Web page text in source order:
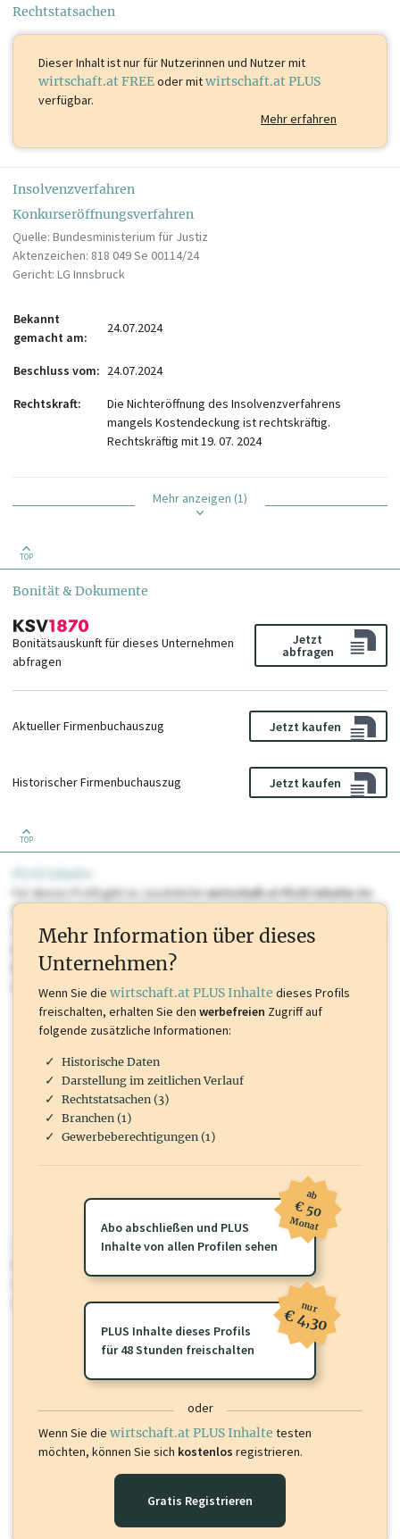
Rechtstatsachen
Dieser Inhalt istnur für Nutzerinnen und Nutzer mit
wirtschaft.at FREEoder mitwirtschaft.at PLUS
verfügbar.
Mehr erfahren
Insolvenzverfahren
Konkurseröffnungsverfahren
Quelle: Bundesministerium für Justiz
Aktenzeichen: 818 049 Se 00114/24
Gericht: LG Innsbruck
Bekannt
gemacht am
24.07.2024
Beschluss vom 24.07.2024
Rechtskraft
Die Nichteröffnung des Insolvenzverfahrens
mangels Kostendeckung ist rechtskräftig.
Rechtskräftig mit 19. 07. 2024
Mehr anzeigen (1)
TOP
Bonität & Dokumente
Bonitätsauskunft für dieses Unternehmen
abfragen
Jetzt
abfragen
Aktueller Firmenbuchauszug Jetzt kaufen
Historischer Firmenbuchauszug Jetzt kaufen
TOP
PLUS Inhalte
Für dieses Profil gibt es zusätzlichewirtschaft.at PLUS Inhaltedie
Sie momentan nicht einsehen können. Schalten Sie dieses Profil frei
oder loggen Sie sich ein um diese Inhalte zu sehen. wirtschaft.at PLUS
Marken, Patente, Rechtstatsachen, OTS-Aussendungen, und viele
mehr.
wirtschaft.at PLUS
Sie momentan nicht einsehen können. Schalten Sie dieses Profil frei
oder loggen Sie sich ein um diese Inhalte zu sehen.
Mehr Information über dieses
Unternehmen?
Wenn Sie die wirtschaft.at PLUS Inhalte dieses Profils
freischalten, erhalten Sie den werbefreien Zugriff auf
folgende zusätzliche Informationen:
Historische Daten
Darstellung im zeitlichen Verlauf
Rechtstatsachen (3)
Branchen (1)
Gewerbeberechtigungen (1)
Abo abschließen und PLUS
Inhalte von allen Profilen sehen
ab
€ 50
Monat
PLUS Inhalte dieses Profils
für 48 Stunden freischalten
nur
€ 4,30
oder
Wenn Sie die wirtschaft.at PLUS Inhalte testen
möchten, können Sie sich kostenlos registrieren.
Gratis Registrieren